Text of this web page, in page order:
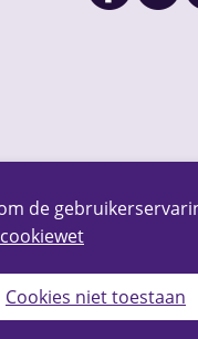
de
Cookies niet toestaan
RSS Sitemap